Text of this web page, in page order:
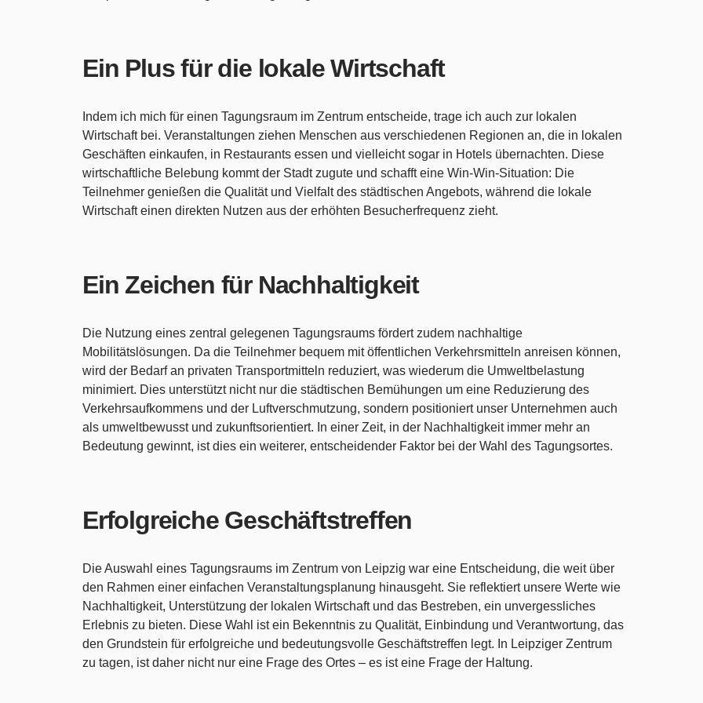
Ein Plus für die lokale Wirtschaft
Indem ich mich für einen Tagungsraum im Zentrum entscheide, trage ich auch zur lokalen
Wirtschaft bei. Veranstaltungen ziehen Menschen aus verschiedenen Regionen an, die in lokalen
Geschäften einkaufen, in Restaurants essen und vielleicht sogar in Hotels übernachten. Diese
wirtschaftliche Belebung kommt der Stadt zugute und schafft eine Win-Win-Situation: Die
Teilnehmer genießen die Qualität und Vielfalt des städtischen Angebots, während die lokale
Wirtschaft einen direkten Nutzen aus der erhöhten Besucherfrequenz zieht.
Ein Zeichen für Nachhaltigkeit
Die Nutzung eines zentral gelegenen Tagungsraums fördert zudem nachhaltige
Mobilitätslösungen. Da die Teilnehmer bequem mit öffentlichen Verkehrsmitteln anreisen können,
wird der Bedarf an privaten Transportmitteln reduziert, was wiederum die Umweltbelastung
minimiert. Dies unterstützt nicht nur die städtischen Bemühungen um eine Reduzierung des
Verkehrsaufkommens und der Luftverschmutzung, sondern positioniert unser Unternehmen auch
als umweltbewusst und zukunftsorientiert. In einer Zeit, in der Nachhaltigkeit immer mehr an
Bedeutung gewinnt, ist dies ein weiterer, entscheidender Faktor bei der Wahl des Tagungsortes.
Erfolgreiche Geschäftstreffen
Die Auswahl eines Tagungsraums im Zentrum von Leipzig war eine Entscheidung, die weit über
den Rahmen einer einfachen Veranstaltungsplanung hinausgeht. Sie reflektiert unsere Werte wie
Nachhaltigkeit, Unterstützung der lokalen Wirtschaft und das Bestreben, ein unvergessliches
Erlebnis zu bieten. Diese Wahl ist ein Bekenntnis zu Qualität, Einbindung und Verantwortung, das
den Grundstein für erfolgreiche und bedeutungsvolle Geschäftstreffen legt. In Leipziger Zentrum
zu tagen, ist daher nicht nur eine Frage des Ortes – es ist eine Frage der Haltung.